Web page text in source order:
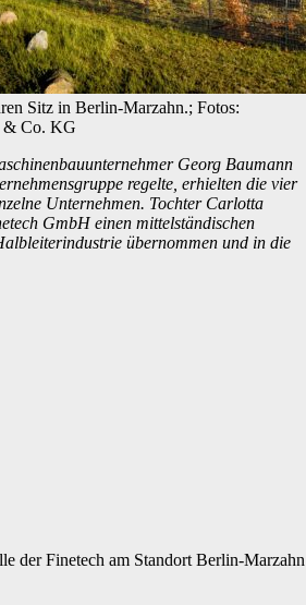
Sitz in Berlin-Marzahn.; Fotos:
& Co. KG
Georg Baumann
regelte, erhielten die vier
Unternehmen. Tochter Carlotta
GmbH einen mittelständischen
übernommen und in die
der Finetech am Standort Berlin-